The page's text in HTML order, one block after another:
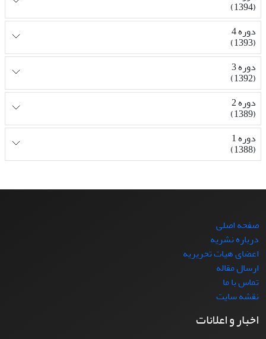
(1394)
دوره 4
(1393)
دوره 3
(1392)
دوره 2
(1389)
دوره 1
(1388)
صفحه اصلی
درباره نشریه
اعضای هیات تحریریه
ارسال مقاله
تماس با ما
نقشه سایت
اخبار و اعلانات